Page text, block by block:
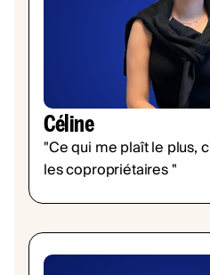
Céline
"Ce qui me plaît le plus,
les copropriétaires "